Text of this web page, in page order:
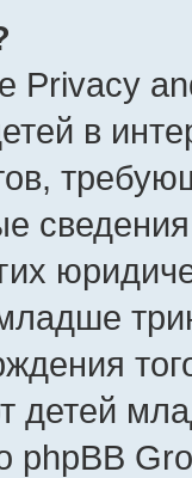
Privacy
в
детей
phpBB